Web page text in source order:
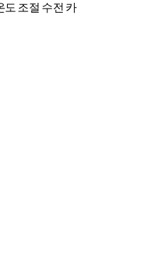
도 조절 수전 카